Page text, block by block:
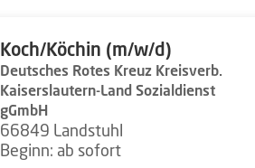
Koch/Köchin (m/w/d)
Deutsches Rotes Kreuz Kreisverb.
Kaiserslautern-Land Sozialdienst
gGmbH
66849 Landstuhl
Beginn: ab sofort